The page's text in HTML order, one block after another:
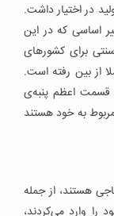
در اختیار داشت.
اساسی که در این
برای کشورهای
از بین رفته است.
قسمت اعظم پنبه‌ی
به خود هستند
هستند، از جمله
را وارد می‌کردند،